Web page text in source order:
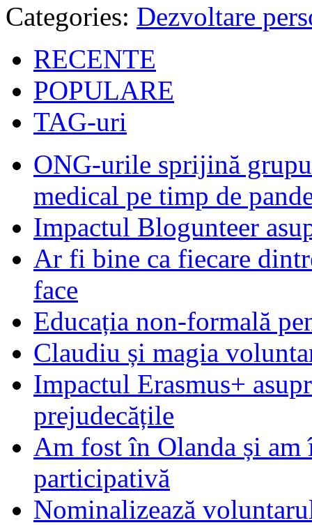
Categories: Dezvoltare
RECENTE
POPULARE
TAG-uri
ONG-urile sprijină
medical pe timp de
Impactul Blogunteer
Ar fi bine ca fiecare
face
Educația non-formală
Claudiu și magia
Impactul Erasmus+
prejudecățile
Am fost în Olanda și am
participativă
Nominalizează